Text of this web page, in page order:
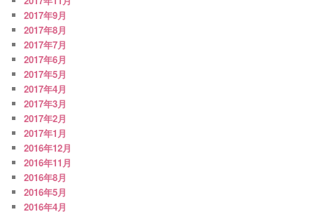
2017年9月
2017年8月
2017年7月
2017年6月
2017年5月
2017年4月
2017年3月
2017年2月
2017年1月
2016年12月
2016年11月
2016年8月
2016年5月
2016年4月